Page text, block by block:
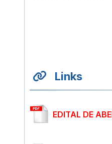
Links
EDITAL DE